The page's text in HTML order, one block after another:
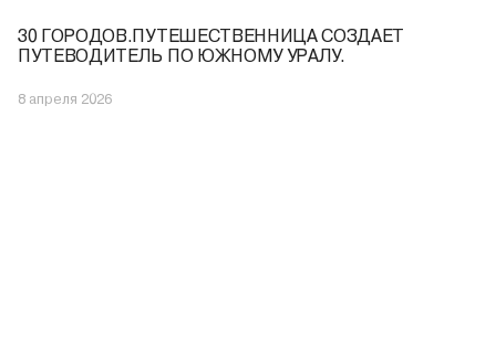
30 ГОРОДОВ.ПУТЕШЕСТВЕННИЦА СОЗДАЕТ
ПУТЕВОДИТЕЛЬ ПО ЮЖНОМУ УРАЛУ.
8 апреля 2026